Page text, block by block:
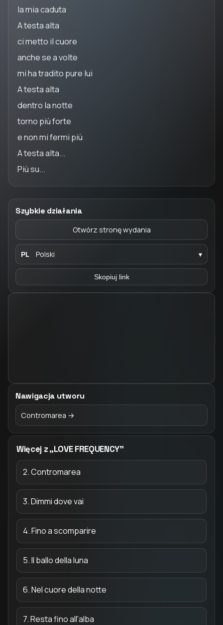
Szybkie działania
Otwórz stronę wydania
PL Polski ▾
Skopiuj link
Nawigacja utworu
Contromarea →
la mia caduta
A testa alta
ci metto il cuore
anche se a volte
mi ha tradito pure lui
A testa alta
dentro la notte
torno più forte
e non mi fermi più
A testa alta...
Più su...
Więcej z „LOVE FREQUENCY”
2. Contromarea
3. Dimmi dove vai
4. Fino a scomparire
5. Il ballo della luna
6. Nel cuore della notte
7. Resta fino all'alba